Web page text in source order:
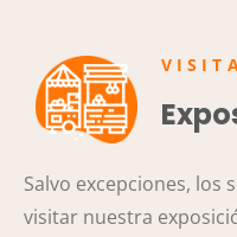
Salvo excepciones, los
visitar nuestra